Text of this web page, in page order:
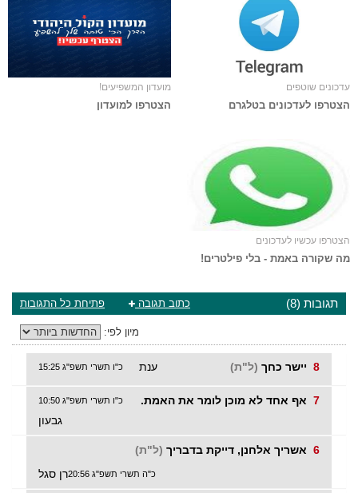
עדכונים שוטפים
הצטרפו לעדכונים בטלגרם
מועדון המשפיעים!
הצטרפו למועדון
הצטרפו עכשיו לעדכונים
מה שקורה באמת - בלי פילטרים!
תגובות (8) פתיחת כל התגובות כתוב תגובה
מיון לפי:
יישר כחך (ל"ת) 8 כ"ו תשרי תשפ"ג 15:25 ענת
אף אחד לא מוכן לומר את האמת. 7 כ"ו תשרי תשפ"ג 10:50
גבעון
אשריך אלחנן, דייקת בדבריך (ל"ת) 6
כ"ה תשרי תשפ"ג 20:56 רן סגל